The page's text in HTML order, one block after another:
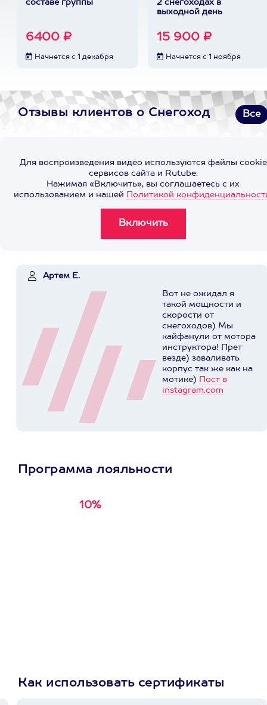
составе группы
6400 ₽
Начнется с 1 декабря
2 снегоходах в
выходной день
15 900 ₽
Начнется с 1 ноября
Отзывы клиентов о Снегоход Все
Для воспроизведения видео используются файлы cookie
сервисов сайта и Rutube.
Нажимая «Включить», вы соглашаетесь с их
использованием и нашей Политикой
Артем Е.
Вот не ожидал я
такой мощности и
скорости от
снегоходов) Мы
кайфанули от мотора
инструктора! Прет
везде) заваливать
корпус так же как на
мотике) Пост в
instagram.com
Программа лояльности
10%
Как использовать сертификаты